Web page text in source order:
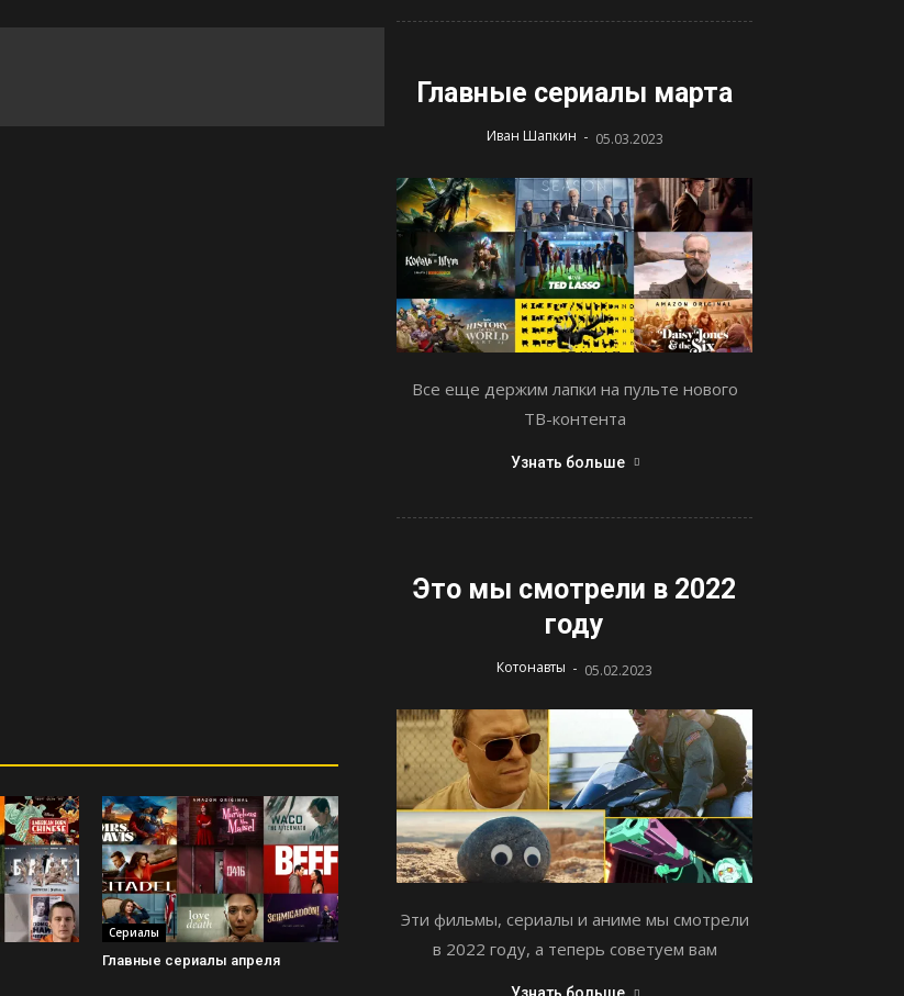
Сериалы
Главные сериалы апреля
Главные сериалы марта
Иван Шапкин - 05.03.2023
Все еще держим лапки на пульте нового
ТВ-контента
Узнать больше
Это мы смотрели в 2022
году
Котонавты - 05.02.2023
Эти фильмы, сериалы и аниме мы смотрели
в 2022 году, а теперь советуем вам